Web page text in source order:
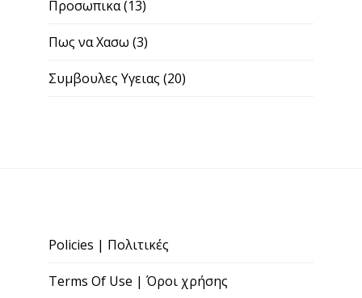
Προσωπικα(13)
Πως να Χασω (3)
Συμβουλες Υγειας (20)
Policies | Πολιτικές
Terms Of Use | Όροι χρήσης